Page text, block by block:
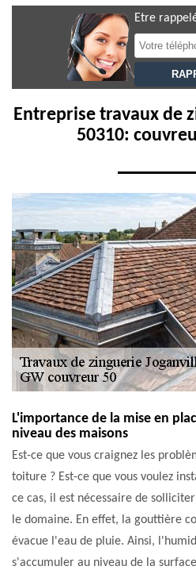
Etre
Entreprise travaux de
50310:
L'importance de la mise en
niveau des maisons
Est-ce que vous craignez les
toiture ? Est-ce que vous voulez
ce cas, il est nécessaire de
le domaine. En effet, la gouttière
évacue l'eau de pluie. Ainsi,
s'accumuler au niveau de la